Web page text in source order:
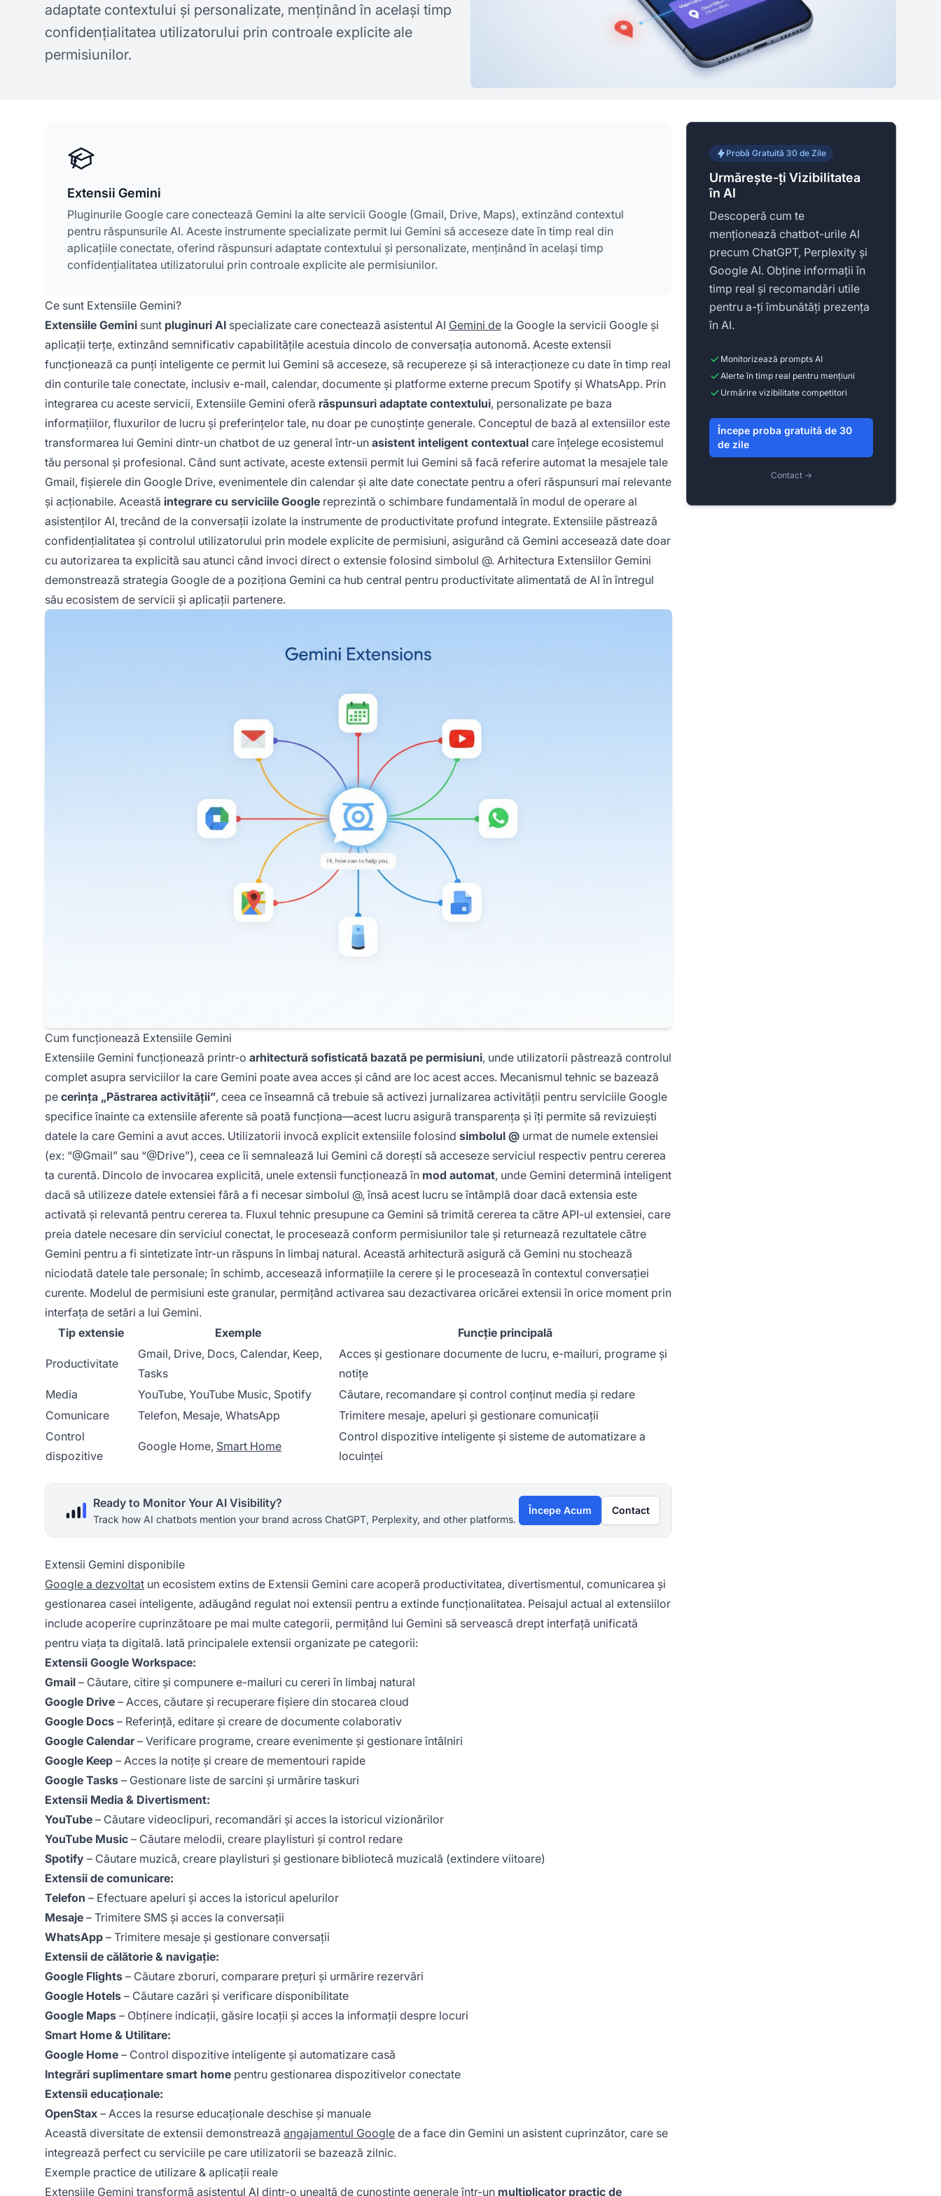
adaptate contextului și personalizate, menținând în același timp
confidențialitatea utilizatorului prin controale explicite ale
permisiunilor.
Extensii Gemini
Pluginurile Google care conectează Gemini la alte servicii Google (Gmail, Drive, Maps), extinzând contextul
pentru răspunsurile AI. Aceste instrumente specializate permit lui Gemini să acceseze date în timp real din
aplicațiile conectate, oferind răspunsuri adaptate contextului și personalizate, menținând în același timp
confidențialitatea utilizatorului prin controale explicite ale permisiunilor.
Ce sunt Extensiile Gemini?
Extensiile Gemini sunt pluginuri AI specializate care conectează asistentul AI Gemini de la Google la servicii Google și
aplicații terțe, extinzând semnificativ capabilitățile acestuia dincolo de conversația autonomă. Aceste extensii
funcționează ca punți inteligente ce permit lui Gemini să acceseze, să recupereze și să interacționeze cu date în timp real
din conturile tale conectate, inclusiv e-mail, calendar, documente și platforme externe precum Spotify și WhatsApp. Prin
integrarea cu aceste servicii, Extensiile Gemini oferă răspunsuri adaptate contextului, personalizate pe baza
informațiilor, fluxurilor de lucru și preferințelor tale, nu doar pe cunoștințe generale. Conceptul de bază al extensiilor este
transformarea lui Gemini dintr-un chatbot de uz general într-un asistent inteligent contextual care înțelege ecosistemul
tău personal și profesional. Când sunt activate, aceste extensii permit lui Gemini să facă referire automat la mesajele tale
Gmail, fișierele din Google Drive, evenimentele din calendar și alte date conectate pentru a oferi răspunsuri mai relevante
și acționabile. Această integrare cu serviciile Google reprezintă o schimbare fundamentală în modul de operare al
asistenților AI, trecând de la conversații izolate la instrumente de productivitate profund integrate. Extensiile păstrează
confidențialitatea și controlul utilizatorului prin modele explicite de permisiuni, asigurând că Gemini accesează date doar
cu autorizarea ta explicită sau atunci când invoci direct o extensie folosind simbolul @. Arhitectura Extensiilor Gemini
demonstrează strategia Google de a poziționa Gemini ca hub central pentru productivitate alimentată de AI în întregul
său ecosistem de servicii și aplicații partenere.
Cum funcționează Extensiile Gemini
Extensiile Gemini funcționează printr-o arhitectură sofisticată bazată pe permisiuni, unde utilizatorii păstrează controlul
complet asupra serviciilor la care Gemini poate avea acces și când are loc acest acces. Mecanismul tehnic se bazează
pe cerința „Păstrarea activității”, ceea ce înseamnă că trebuie să activezi jurnalizarea activității pentru serviciile Google
specifice înainte ca extensiile aferente să poată funcționa—acest lucru asigură transparența și îți permite să revizuiești
datele la care Gemini a avut acces. Utilizatorii invocă explicit extensiile folosind simbolul @ urmat de numele extensiei
(ex: “@Gmail” sau “@Drive”), ceea ce îi semnalează lui Gemini că dorești să acceseze serviciul respectiv pentru cererea
ta curentă. Dincolo de invocarea explicită, unele extensii funcționează în mod automat, unde Gemini determină inteligent
dacă să utilizeze datele extensiei fără a fi necesar simbolul @, însă acest lucru se întâmplă doar dacă extensia este
activată și relevantă pentru cererea ta. Fluxul tehnic presupune ca Gemini să trimită cererea ta către API-ul extensiei, care
preia datele necesare din serviciul conectat, le procesează conform permisiunilor tale și returnează rezultatele către
Gemini pentru a fi sintetizate într-un răspuns în limbaj natural. Această arhitectură asigură că Gemini nu stochează
niciodată datele tale personale; în schimb, accesează informațiile la cerere și le procesează în contextul conversației
curente. Modelul de permisiuni este granular, permițând activarea sau dezactivarea oricărei extensii în orice moment prin
interfața de setări a lui Gemini.
Tip extensie
Exemple Funcție principală
Productivitate
Gmail, Drive, Docs, Calendar, Keep,
Tasks
Acces și gestionare documente de lucru, e-mailuri, programe și
notițe
Media
YouTube, YouTube Music, Spotify
Căutare, recomandare și control conținut media și redare
Comunicare
Telefon, Mesaje, WhatsApp
Trimitere mesaje, apeluri și gestionare comunicații
Control
dispozitive
Google Home, Smart Home
Control dispozitive inteligente și sisteme de automatizare a
locuinței
Ready to Monitor Your AI Visibility?
Track how AI chatbots mention your brand across ChatGPT, Perplexity, and other platforms.
Începe Acum Contact
Extensii Gemini disponibile
Google a dezvoltat un ecosistem extins de Extensii Gemini care acoperă productivitatea, divertismentul, comunicarea și
gestionarea casei inteligente, adăugând regulat noi extensii pentru a extinde funcționalitatea. Peisajul actual al extensiilor
include acoperire cuprinzătoare pe mai multe categorii, permițând lui Gemini să servească drept interfață unificată
pentru viața ta digitală. Iată principalele extensii organizate pe categorii:
Extensii Google Workspace:
Gmail – Căutare, citire și compunere e-mailuri cu cereri în limbaj natural
Google Drive – Acces, căutare și recuperare fișiere din stocarea cloud
Google Docs – Referință, editare și creare de documente colaborativ
Google Calendar– Verificare programe, creare evenimente și gestionare întâlniri
Google Keep – Acces la notițe și creare de mementouri rapide
Google Tasks – Gestionare liste de sarcini și urmărire taskuri
Extensii Media & Divertisment:
YouTube – Căutare videoclipuri, recomandări și acces la istoricul vizionărilor
YouTube Music – Căutare melodii, creare playlisturi și control redare
Spotify – Căutare muzică, creare playlisturi și gestionare bibliotecă muzicală (extindere viitoare)
Extensii de comunicare:
Telefon – Efectuare apeluri și acces la istoricul apelurilor
Mesaje – Trimitere SMS și acces la conversații
WhatsApp – Trimitere mesaje și gestionare conversații
Extensii de călătorie & navigație:
Google Flights – Căutare zboruri, comparare prețuri și urmărire rezervări
Google Hotels – Căutare cazări și verificare disponibilitate
Google Maps – Obținere indicații, găsire locații și acces la informații despre locuri
Smart Home & Utilitare:
Google Home – Control dispozitive inteligente și automatizare casă
Integrări suplimentare smart home pentru gestionarea dispozitivelor conectate
Extensii educaționale:
OpenStax – Acces la resurse educaționale deschise și manuale
Această diversitate de extensii demonstrează angajamentul Google de a face din Gemini un asistent cuprinzător, care se
integrează perfect cu serviciile pe care utilizatorii se bazează zilnic.
Exemple practice de utilizare & aplicații reale
Extensiile Gemini transformă asistentul AI dintr-o unealtă de cunoștințe generale într-un multiplicator practic de
Probă Gratuită 30 de Zile
Urmărește-ți Vizibilitatea
în AI
Descoperă cum te
menționează chatbot-urile AI
precum ChatGPT, Perplexity și
Google AI. Obține informații în
timp real și recomandări utile
pentru a-ți îmbunătăți prezența
în AI.
Monitorizează prompts AI
Alerte în timp real pentru mențiuni
Urmărire vizibilitate competitori
Începe proba gratuită de 30
de zile
Contact →